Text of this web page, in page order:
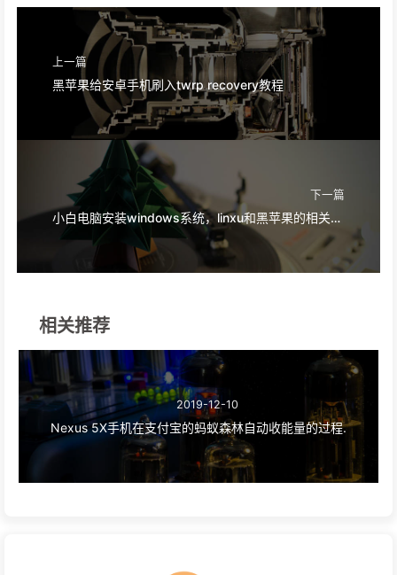
上一篇
黑苹果给安卓手机刷入twrp recovery教程
下一篇
小白电脑安装windows系统，linxu和黑苹果的相关资料
相关推荐
2019-12-10
Nexus 5X手机在支付宝的蚂蚁森林自动收能量的过程.